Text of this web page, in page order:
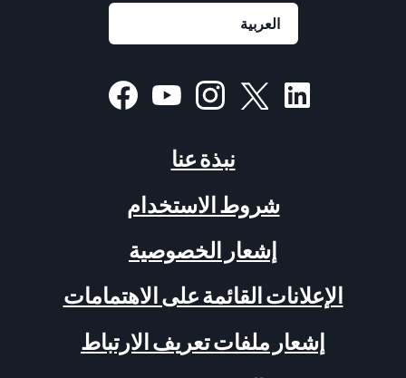
نبذة عنا
شروط الاستخدام
إشعار الخصوصية
الإعلانات القائمة على الاهتمامات
إشعار ملفات تعريف الارتباط